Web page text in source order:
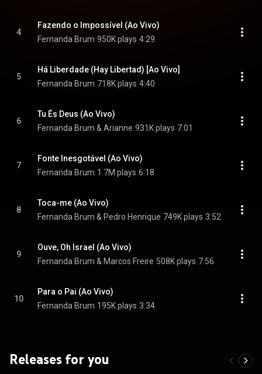
4
Fazendo o Impossível (Ao Vivo)
Fernanda Brum 950K plays 4:29
5
Há Liberdade (Hay Libertad) [Ao Vivo]
Fernanda Brum 718K plays 4:40
6
Tu És Deus (Ao Vivo)
Fernanda Brum & Arianne 931K plays 7:01
7
Fonte Inesgotável (Ao Vivo)
Fernanda Brum 1.7M plays 6:18
8
Toca-me (Ao Vivo)
Fernanda Brum & Pedro Henrique 749K plays 3:52
9
Ouve, Oh Israel (Ao Vivo)
Fernanda Brum & Marcos Freire 508K plays 7:56
10
Para o Pai (Ao Vivo)
Fernanda Brum 195K plays 3:34
Releases for you